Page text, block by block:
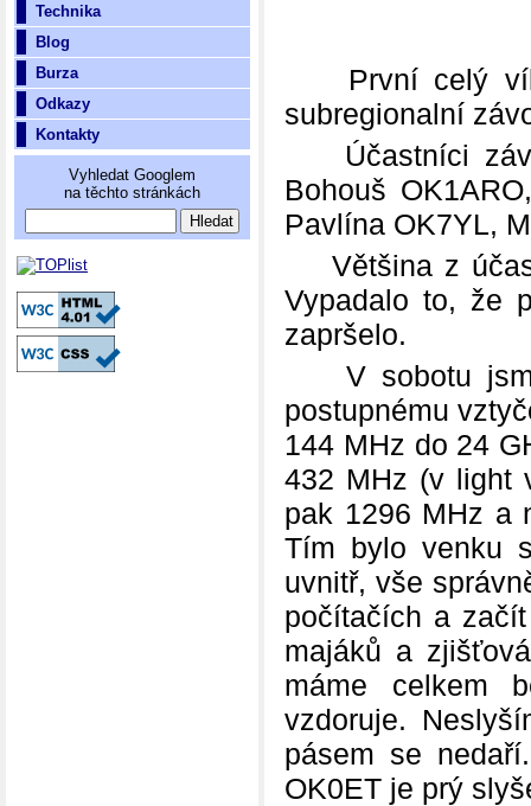
Technika
Blog
Burza
Odkazy
Kontakty
Vyhledat Googlem
na těchto stránkách
První celý
subregionalní
Účastníci
Bohouš
Pavlína OK7YL,
Většina z
Vypadalo to, že
zapršelo.
V sobotu
postupnému
144 MHz do 24
432 MHz (v light
pak 1296 MHz a
Tím bylo venku
uvnitř, vše
počítačích a
majáků a
máme celkem
vzdoruje.
pásem se
OK0ET je prý